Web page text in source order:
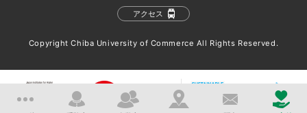
アクセス
Copyright Chiba University of Commerce All Rights Reserved.